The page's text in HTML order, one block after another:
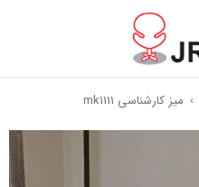
› میز کارشناسی mk1111